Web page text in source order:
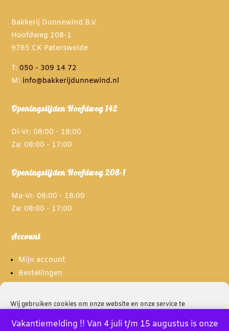
Wij gebruiken cookies om onze website en onze service te
Vakantiemelding !! Van 4 juli t/m 15 augustus is onze
Bakkerij Dunnewind B.V.
Hoofdweg 208-1
9765 CK Paterswolde
T:050 - 309 14 72
M: info@bakkerijdunnewind.nl
Openingstijden Hoofdweg 142
Di-Vr: 08:00 - 18:00
Za: 08:00 - 17:00
Openingstijden Hoofdweg 208-1
Ma-Vr: 08:00 - 18:00
Za: 08:00 - 17:00
Account
Mijn account
Bestellingen
Informatie